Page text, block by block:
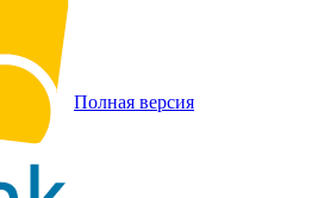
Полная версия